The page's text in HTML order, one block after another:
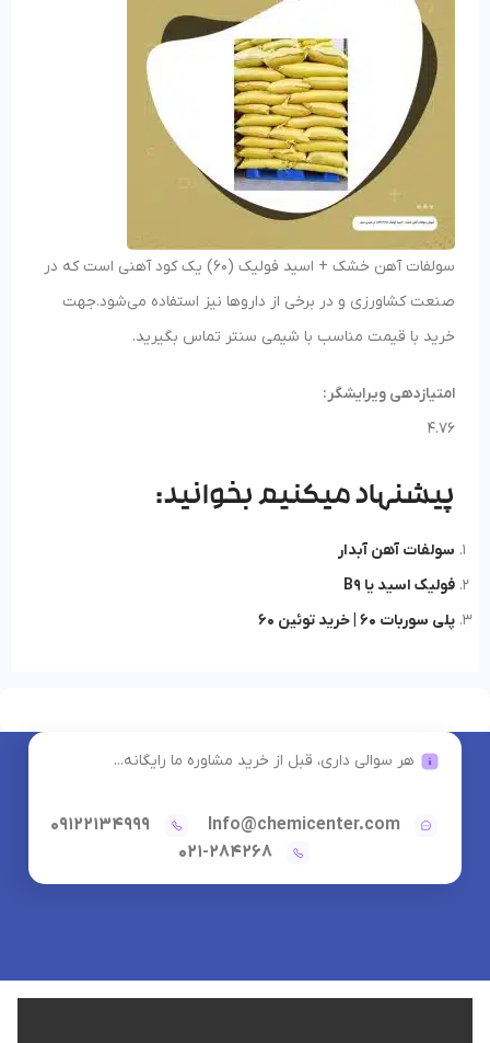
سولفات آهن خشک + اسید فولیک (60) یک کود آهنی است که در
صنعت کشاورزی و در برخی از داروها نیز استفاده می‌شود.جهت
خرید با قیمت مناسب با شیمی سنتر تماس بگیرید.
امتیازدهی ویرایشگر:
4.76
پیشنهاد میکنیم بخوانید:
سولفات آهن آبدار
فولیک اسید یا B9
پلی سوربات 60 | خرید توئین 60
هر سوالی داری، قبل از خرید مشاوره ما رایگانه...
Info@chemicenter.com
09122134999
021-284268